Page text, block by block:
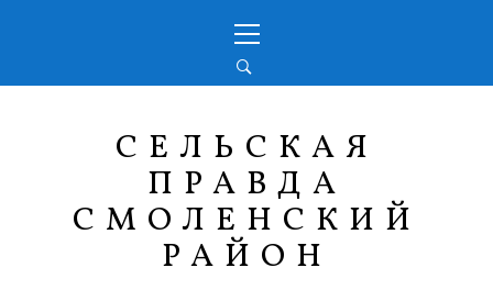
меню
СЕЛЬСКАЯ
ПРАВДА
СМОЛЕНСКИЙ
РАЙОН